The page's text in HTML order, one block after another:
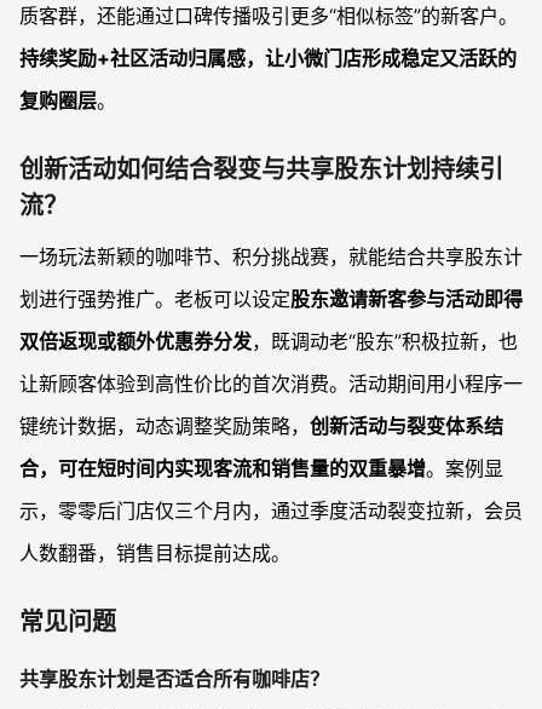
质客群，还能通过口碑传播吸引更多“相似标签”的新客户。
持续奖励+社区活动归属感，让小微门店形成稳定又活跃的
复购圈层。
创新活动如何结合裂变与共享股东计划持续引
流？
一场玩法新颖的咖啡节、积分挑战赛，就能结合共享股东计
划进行强势推广。老板可以设定股东邀请新客参与活动即得
双倍返现或额外优惠券分发，既调动老“股东”积极拉新，也
让新顾客体验到高性价比的首次消费。活动期间用小程序一
键统计数据，动态调整奖励策略， 创新活动与裂变体系结
合，可在短时间内实现客流和销售量的双重暴增。案例显
示，零零后门店仅三个月内，通过季度活动裂变拉新，会员
人数翻番，销售目标提前达成。
常见问题
共享股东计划是否适合所有咖啡店？